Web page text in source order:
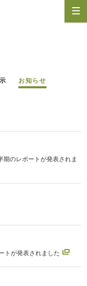
お知らせ
のレポートが発表されま
トが発表されました